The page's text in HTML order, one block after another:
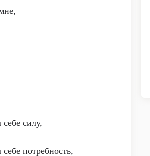
силу,
потребность,